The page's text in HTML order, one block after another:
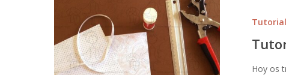
Hoy os